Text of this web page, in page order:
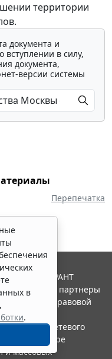
территории
документа и
в силу,
документа,
версии системы
Перепечатка
в
.
Система ГАРАНТ
"Гарант" и ее партнеры
правовой
качестве сетевого
в сфере
и массовых